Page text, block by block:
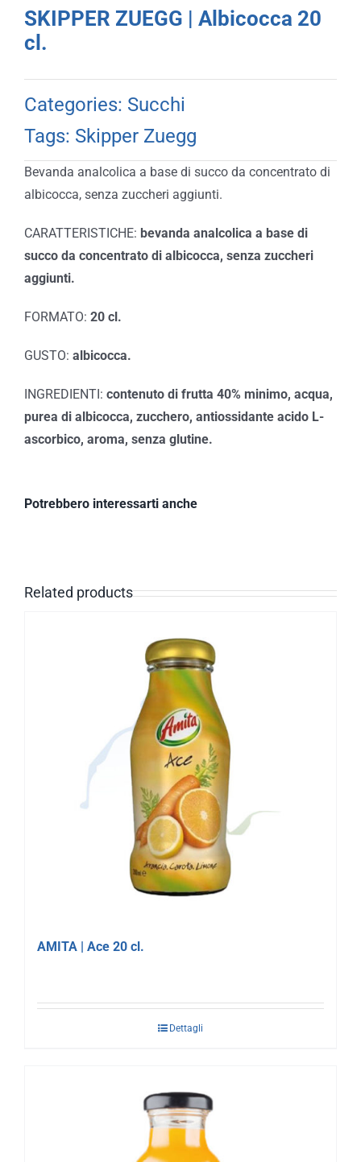
SKIPPER ZUEGG | Albicocca 20
cl.
Categories: Succhi
Tags: Skipper Zuegg
Bevanda analcolica a base di succo da concentrato di
albicocca, senza zuccheri aggiunti.
CARATTERISTICHE: bevanda analcolica a base di
succo da concentrato di albicocca, senza zuccheri
aggiunti.
FORMATO: 20 cl.
GUSTO: albicocca.
INGREDIENTI: contenuto di frutta 40% minimo, acqua,
purea di albicocca, zucchero, antiossidante acido L-
ascorbico, aroma, senza glutine.
Potrebbero interessarti anche
Related products
AMITA | Ace 20 cl.
Dettagli